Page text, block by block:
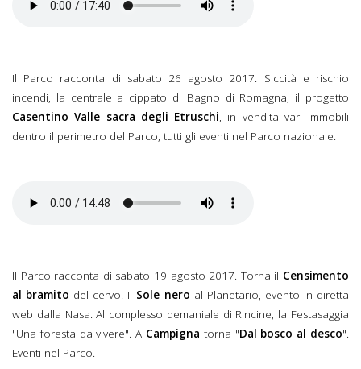
Il Parco racconta di sabato 26 agosto 2017. Siccità e rischio
incendi, la centrale a cippato di Bagno di Romagna, il progetto
Casentino Valle sacra degli Etruschi, in vendita vari immobili
dentro il perimetro del Parco, tutti gli eventi nel Parco nazionale.
Il Parco racconta di sabato 19 agosto 2017. Torna il Censimento
al bramito del cervo. Il Sole nero al Planetario, evento in diretta
web dalla Nasa. Al complesso demaniale di Rincine, la Festasaggia
"Una foresta da vivere". A Campigna torna "Dal bosco al desco".
Eventi nel Parco.